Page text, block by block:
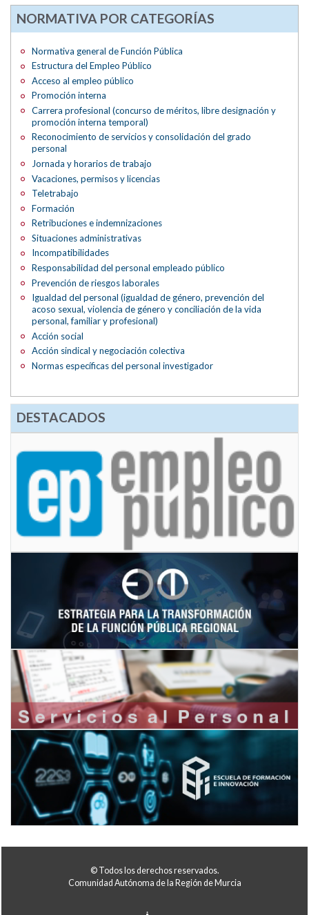
NORMATIVA POR CATEGORÍAS
Normativa general de Función Pública
Estructura del Empleo Público
Acceso al empleo público
Promoción interna
Carrera profesional (concurso de méritos, libre designación y
promoción interna temporal)
Reconocimiento de servicios y consolidación del grado
personal
Jornada y horarios de trabajo
Vacaciones, permisos y licencias
Teletrabajo
Formación
Retribuciones e indemnizaciones
Situaciones administrativas
Incompatibilidades
Responsabilidad del personal empleado público
Prevención de riesgos laborales
Igualdad del personal (igualdad de género, prevención del
acoso sexual, violencia de género y conciliación de la vida
personal, familiar y profesional)
Acción social
Acción sindical y negociación colectiva
Normas específicas del personal investigador
DESTACADOS
© Todos los derechos reservados.
Comunidad Autónoma de la Región de Murcia